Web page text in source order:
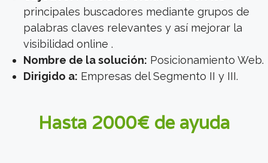
principales buscadores mediante grupos de
palabras claves relevantes y así mejorar la
visibilidad online .
Nombre de la solución: Posicionamiento Web.
Dirigido a: Empresas del Segmento II y III.
Hasta 2000€ de ayuda